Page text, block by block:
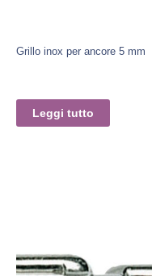
Grillo inox per ancore 5 mm
Leggi tutto